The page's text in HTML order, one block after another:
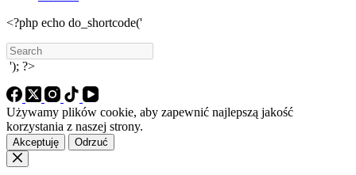
<?php echo do_shortcode('
Search
'); ?>
Używamy plików cookie, aby zapewnić najlepszą jakość
korzystania z naszej strony.
Akceptuję Odrzuć